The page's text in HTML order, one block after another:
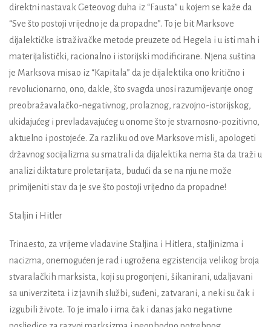
direktni nastavak Geteovog duha iz “Fausta” u kojem se kaže da
“Sve što postoji vrijedno je da propadne”. To je bit Marksove
dijalektičke istraživačke metode preuzete od Hegela i u isti mah i
materijalistički, racionalno i istorijski modificirane. Njena suština
je Marksova misao iz “Kapitala” da je dijalektika ono kritično i
revolucionarno, ono, dakle, što svagda unosi razumijevanje onog
preobražavalačko-negativnog, prolaznog, razvojno-istorijskog,
ukidajućeg i prevladavajućeg u onome što je stvarnosno-pozitivno,
aktuelno i postojeće. Za razliku od ove Marksove misli, apologeti
državnog socijalizma su smatrali da dijalektika nema šta da traži u
analizi diktature proletarijata, budući da se na nju ne može
primijeniti stav da je sve što postoji vrijedno da propadne!
Staljin i Hitler
Trinaesto, za vrijeme vladavine Staljina i Hitlera, staljinizma i
nacizma, onemogućen je rad i ugrožena egzistencija velikog broja
stvaralačkih marksista, koji su progonjeni, šikanirani, udaljavani
sa univerziteta i iz javnih službi, suđeni, zatvarani, a neki su čak i
izgubili živote. To je imalo i ima čak i danas jako negativne